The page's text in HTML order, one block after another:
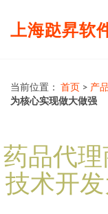
上海跶昇软
当前位置： 首页 > 产
为核心实现做大做强
药品代
技术开